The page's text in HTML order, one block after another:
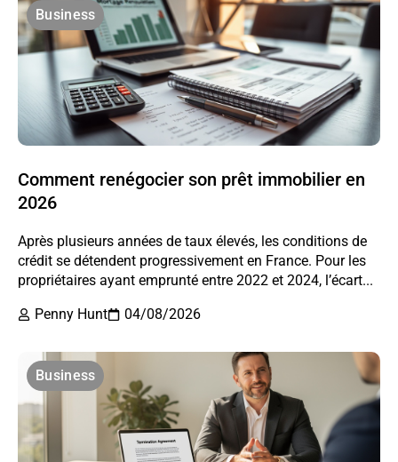
Business
Comment renégocier son prêt immobilier en
2026
Après plusieurs années de taux élevés, les conditions de
crédit se détendent progressivement en France. Pour les
propriétaires ayant emprunté entre 2022 et 2024, l’écart...
Penny Hunt
04/08/2026
Business